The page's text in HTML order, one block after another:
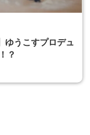
ゆうこすプロデュ
？